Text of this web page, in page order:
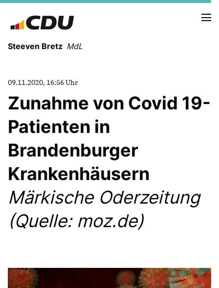
Steeven Bretz MdL
VITA
WAHLKREISBESUCHE
PRESSEFOTOS
MEIN BÜRGERBÜRO
MEIN WAHLKREIS
ZIELE
Redebeiträge
Anträge CDU
CDU Deutschland
CDU Fraktion im Brandenburger Landtag
09.11.2020, 16:56 Uhr
Zunahme von Covid 19-
Patienten in
Brandenburger
Krankenhäusern
Märkische Oderzeitung
(Quelle: moz.de)